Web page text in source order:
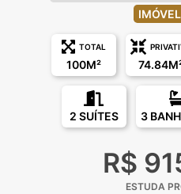
TOTAL
100M²
2 SUÍTES 3
R$
ESTUDA